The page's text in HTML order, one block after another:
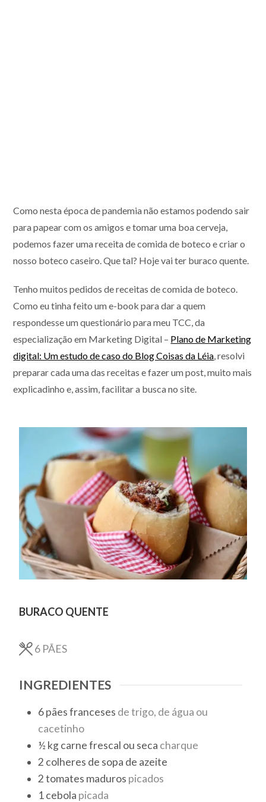
Como nesta época de pandemia não estamos podendo sair
para papear com os amigos e tomar uma boa cerveja,
podemos fazer uma receita de comida de boteco e criar o
nosso boteco caseiro. Que tal? Hoje vai ter buraco quente.
Tenho muitos pedidos de receitas de comida de boteco.
Como eu tinha feito um e-book para dar a quem
respondesse um questionário para meu TCC, da
especialização em Marketing Digital – Plano de Marketing
digital: Um estudo de caso do Blog Coisas da Léia, resolvi
preparar cada uma das receitas e fazer um post, muito mais
explicadinho e, assim, facilitar a busca no site.
BURACO QUENTE
6 PÃES
INGREDIENTES
6pães franceses de trigo, de água ou
cacetinho
½ kgcarne frescal ou seca charque
2 colheres de sopa de azeite
2 tomates maduros picados
1cebola picada